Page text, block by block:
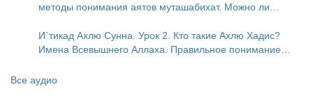
методы понимания аятов муташабихат. Можно ли
означает утверждение сифата «биля кейфа» (без
образа)?
И`тикад Ахлю Сунна. Урок 2. Кто такие Ахлю Хадис?
Имена Всевышнего Аллаха. Правильное понимание
Все аудио